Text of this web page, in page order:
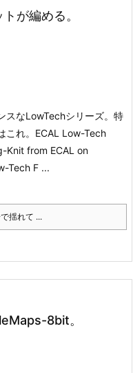
が編める。
スなLowTechシリーズ。特
れ。 ECAL Low-Tech
Knit from ECAL on
Tech F ...
揺れて ...
8bit。